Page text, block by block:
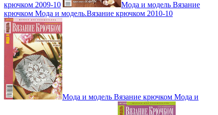
крючком 2009-10
Мода и модель Вязание
крючком Мода и модель.Вязание крючком 2010-10
Мода и модель Вязание крючком Мода и